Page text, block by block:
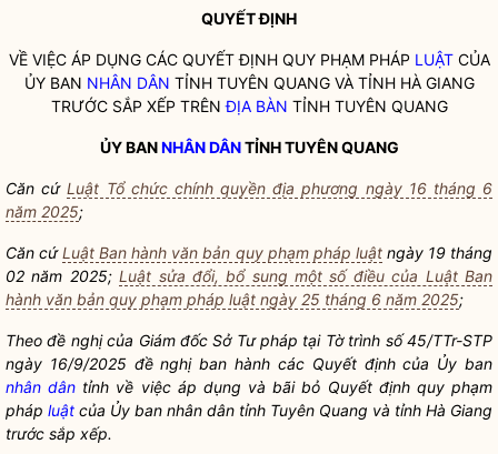
QUYẾT ĐỊNH
VỀ VIỆC ÁP DỤNG CÁC QUYẾT ĐỊNH QUY PHẠM PHÁP LUẬTCỦA
ỦY BAN NHÂN DÂN TỈNH TUYÊN QUANG VÀ TỈNH HÀ GIANG
TRƯỚC SẮP XẾP TRÊNĐỊA BÀN TỈNH TUYÊN QUANG
ỦY BANNHÂN DÂNTỈNH TUYÊN QUANG
Căn cứLuật Tổ chức chính quyền địa phương ngày 16 tháng 6
năm 2025;
Căn cứLuật Ban hành văn bản quy phạm pháp luậtngày 19 tháng
02 năm 2025;Luật sửa đổi, bổ sung một số điều của Luật Ban
hành văn bản quy phạm pháp luật ngày 25 tháng 6 năm 2025;
Theo đề nghị của Giám đốc Sở Tư pháp tại Tờ trình số 45/TTr-STP
ngày 16/9/2025 đề nghị ban hành các Quyết định của Ủy ban
nhân dân tỉnh về việc áp dụng và bãi bỏ Quyết định quy phạm
pháp luật của Ủy ban nhân dân tỉnh Tuyên Quang và tỉnh Hà Giang
trước sắp xếp.